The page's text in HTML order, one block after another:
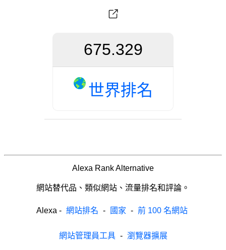
675.329
世界排名
Alexa Rank Alternative
網站替代品、類似網站、流量排名和評論。
Alexa - 網站排名 - 國家 - 前 100 名網站
網站管理員工具 - 瀏覽器擴展